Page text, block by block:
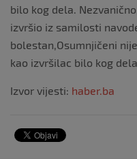
bilo kog dela.
izvršio iz samilosti
bolestan,Osumnjičeni
kao izvršilac bilo kog
Izvor vijesti: haber.ba